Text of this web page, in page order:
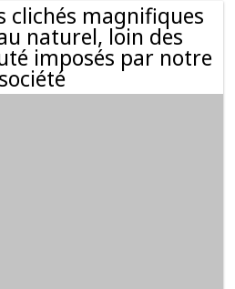
clichés magnifiques
naturel, loin des
imposés par notre
société